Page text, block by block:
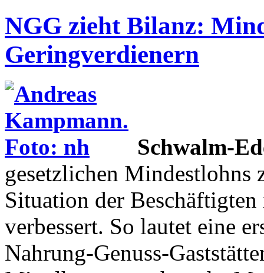
NGG zieht Bilanz:
Geringverdienern
Schwalm-
gesetzlichen Mindestlohns
Situation der
verbessert. So lautet eine
Nahrung-Genuss-